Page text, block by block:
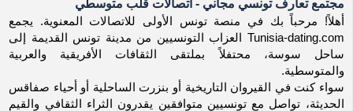
مجتمع تعارف تونسي مجاني - اتصالات قلب متوسطي
أهلاً! مرحباً بك في منصة تونس الأولى للاتصالات المعنوية. يجمع
Tunisia-dating.com العزاب التونسيين من مدينة تونس القديمة إلى
ساحل سوسة، محتفلاً بملتقى الثقافات الأفريقية والعربية
والمتوسطية.
سواء كنت في القيروان التاريخية أو بنزرت الساحلية أو أحياء صفاقس
الحديثة، تواصل مع تونسيين متوافقين يقدرون الثراء الثقافي والقيم